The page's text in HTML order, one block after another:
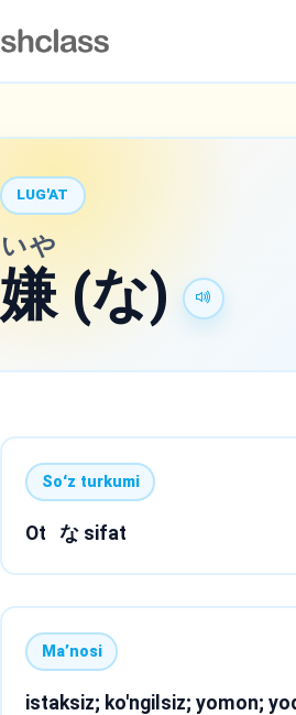
LUG'AT
嫌
いや
(な)
Soʻz turkumi
Ot な sifat
Maʼnosi
istaksiz; ko'ngilsiz; yomon;